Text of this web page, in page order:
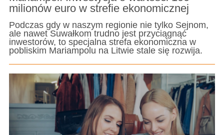
milionów euro w strefie ekonomicznej
Podczas gdy w naszym regionie nie tylko Sejnom,
ale nawet Suwałkom trudno jest przyciągnąć
inwestorów, to specjalna strefa ekonomiczna w
pobliskim Mariampolu na Litwie stale się rozwija.